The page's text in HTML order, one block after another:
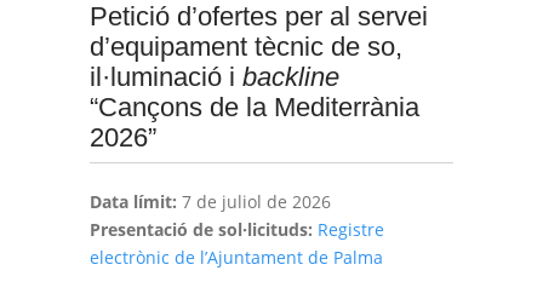
Petició d’ofertes per al servei
d’equipament tècnic de so,
il·luminació i backline
“Cançons de la Mediterrània
2026”
Data límit: 7 de juliol de 2026
Presentació de sol·licituds: Registre
electrònic de l’Ajuntament de Palma